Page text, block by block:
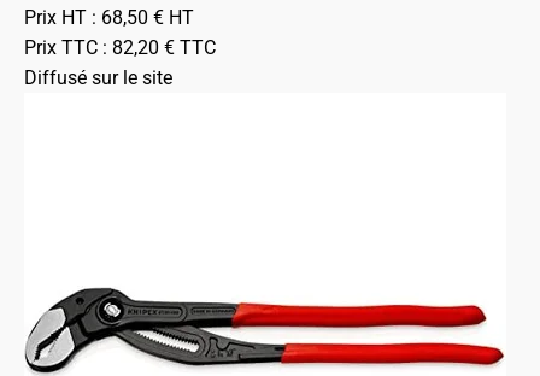
Prix HT : 68,50 € HT
Prix TTC : 82,20 € TTC
Diffusé sur le site